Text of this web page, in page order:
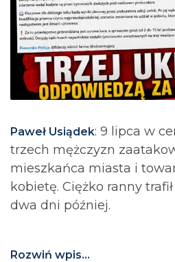
Paweł Usiądek: 9 lipca w
trzech mężczyzn
mieszkańca miasta i
kobietę. Ciężko ranny
dwa dni później.
Rozwiń wpis...